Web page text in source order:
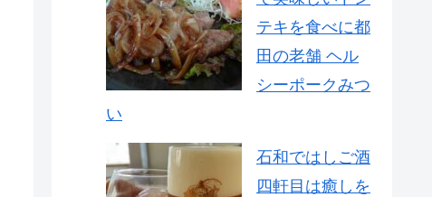
テキを食べに都
田の老舗 ヘル
シーポークみつ
い
石和ではしご酒
四軒目は癒しを